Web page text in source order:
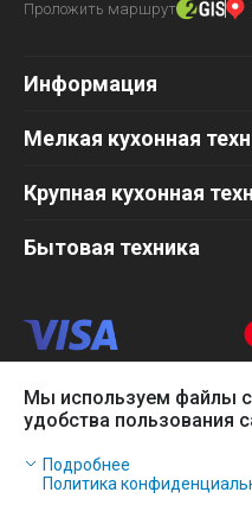
Проложить маршрут
Информация
Мелкая кухонная
Крупная кухонная
Бытовая техника
Продавец
БИН 120140015907
Более подробно см. раздел
Мы используем файлы
удобства пользования
Наш сайт использует
заказать товар в
Подробнее
Политика